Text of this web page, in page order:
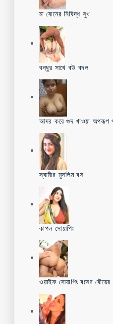
মা বোনের নিষিদ্ধ সুখ
বন্ধুর সাথে বউ বদল
আদর করে গুদ খাওয়া অপরূপ
স্বামীর মুসলিম বস
কাপল সোয়াপিং
ওয়াইফ সোয়াপিং বসের বৌয়ের